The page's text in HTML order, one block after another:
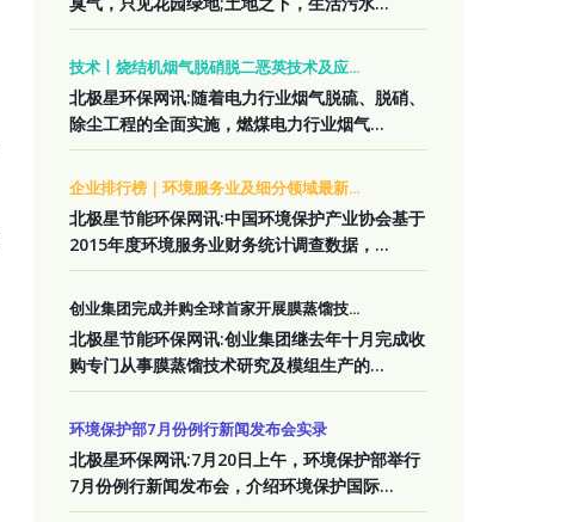
技术丨烧结机烟气脱硝脱二恶英技术及应...
北极星环保网讯:随着电力行业烟气脱硫、脱硝、
除尘工程的全面实施，燃煤电力行业烟气...
企业排行榜｜环境服务业及细分领域最新...
北极星节能环保网讯:中国环境保护产业协会基于
2015年度环境服务业财务统计调查数据，...
创业集团完成并购全球首家开展膜蒸馏技...
北极星节能环保网讯:创业集团继去年十月完成收
购专门从事膜蒸馏技术研究及模组生产的...
环境保护部7月份例行新闻发布会实录
北极星环保网讯:7月20日上午，环境保护部举行
7月份例行新闻发布会，介绍环境保护国际...